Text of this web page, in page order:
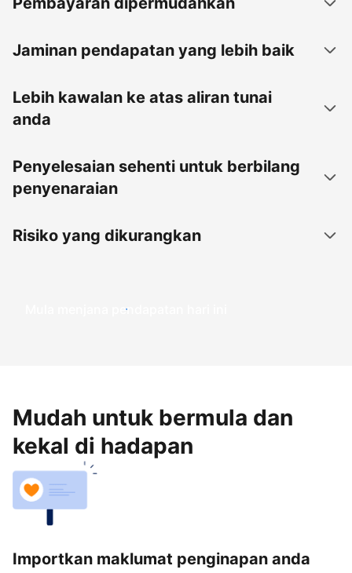
Jaminan pendapatan yang lebih baik
Lebih kawalan ke atas aliran tunai
anda
Penyelesaian sehenti untuk berbilang
penyenaraian
Risiko yang dikurangkan
Mula menjana pendapatan hari ini
Mudah untuk bermula dan
kekal di hadapan
Importkan maklumat penginapan anda